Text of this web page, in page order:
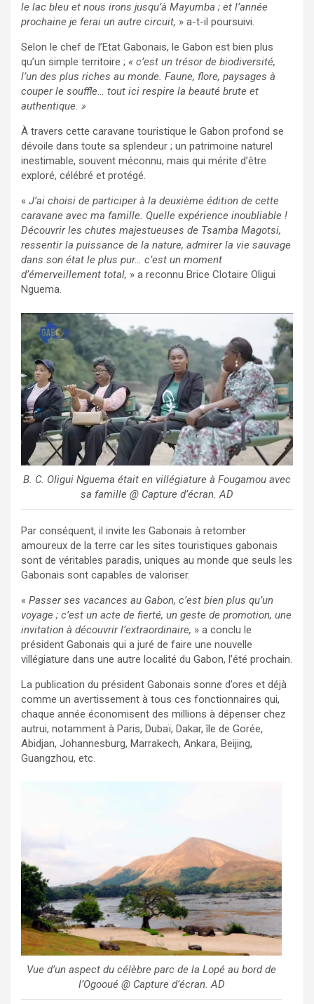
le lac bleu et nous irons jusqu’à Mayumba ; et l’année
prochaine je ferai un autre circuit, » a-t-il poursuivi.
Selon le chef de l’Etat Gabonais, le Gabon est bien plus
qu’un simple territoire ; « c’est un trésor de biodiversité,
l’un des plus riches au monde. Faune, flore, paysages à
couper le souffle… tout ici respire la beauté brute et
authentique. »
À travers cette caravane touristique le Gabon profond se
dévoile dans toute sa splendeur ; un patrimoine naturel
inestimable, souvent méconnu, mais qui mérite d’être
exploré, célébré et protégé.
« J’ai choisi de participer à la deuxième édition de cette
caravane avec ma famille. Quelle expérience inoubliable !
Découvrir les chutes majestueuses de Tsamba Magotsi,
ressentir la puissance de la nature, admirer la vie sauvage
dans son état le plus pur… c’est un moment
d’émerveillement total, » a reconnu Brice Clotaire Oligui
Nguema.
B. C. Oligui Nguema était en villégiature à Fougamou avec
sa famille @ Capture d’écran. AD
Par conséquent, il invite les Gabonais à retomber
amoureux de la terre car les sites touristiques gabonais
sont de véritables paradis, uniques au monde que seuls les
Gabonais sont capables de valoriser.
« Passer ses vacances au Gabon, c’est bien plus qu’un
voyage ; c’est un acte de fierté, un geste de promotion, une
invitation à découvrir l’extraordinaire, » a conclu le
président Gabonais qui a juré de faire une nouvelle
villégiature dans une autre localité du Gabon, l’été prochain.
La publication du président Gabonais sonne d’ores et déjà
comme un avertissement à tous ces fonctionnaires qui,
chaque année économisent des millions à dépenser chez
autrui, notamment à Paris, Dubaï, Dakar, île de Gorée,
Abidjan, Johannesburg, Marrakech, Ankara, Beijing,
Guangzhou, etc.
Vue d’un aspect du célèbre parc de la Lopé au bord de
l’Ogooué @ Capture d’écran. AD